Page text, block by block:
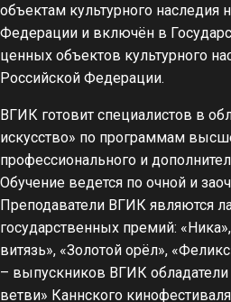
объектам культурного наследия
Федерации и включён в
ценных объектов культурного
Российской Федерации.
ВГИК готовит специалистов в
искусство» по программам
профессионального и
Обучение ведется по очной и
Преподаватели ВГИК являются
государственных премий:
витязь», «Золотой орёл»,
– выпускников ВГИК
ветви» Каннского